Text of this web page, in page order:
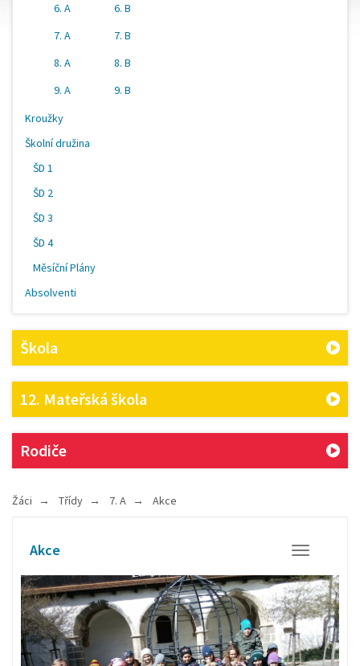
6. A
6. B
7. A
7. B
8. A
8. B
9. A
9. B
Kroužky
Školní družina
ŠD 1
ŠD 2
ŠD 3
ŠD 4
Měsíční Plány
Absolventi
Škola
12. Mateřská škola
Rodiče
Žáci Třídy 7. A Akce
Otevřít/
Akce